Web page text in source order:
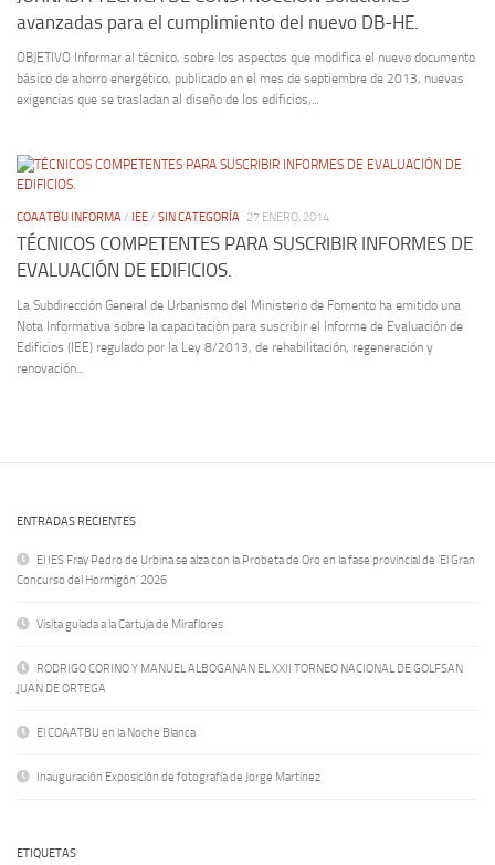
avanzadas para el cumplimiento del nuevo DB-HE.
OBJETIVO Informar al técnico, sobre los aspectos que modifica el nuevo documento
básico de ahorro energético, publicado en el mes de septiembre de 2013, nuevas
exigencias que se trasladan al diseño de los edificios,...
COAATBU INFORMA/ IEE/ SIN CATEGORÍA 27 ENERO, 2014
TÉCNICOS COMPETENTES PARA SUSCRIBIR INFORMES DE
EVALUACIÓN DE EDIFICIOS.
La Subdirección General de Urbanismo del Ministerio de Fomento ha emitido una
Nota Informativa sobre la capacitación para suscribir el Informe de Evaluación de
Edificios (IEE) regulado por la Ley 8/2013, de rehabilitación, regeneración y
renovación...
ENTRADAS RECIENTES
El IES Fray Pedro de Urbina se alza con la Probeta de Oro en la fase provincial de ‘El Gran
Concurso del Hormigón’ 2026
Visita guiada a la Cartuja de Miraflores
RODRIGO CORINO Y MANUEL ALBOGANAN EL XXII TORNEO NACIONAL DE GOLFSAN
JUAN DE ORTEGA
El COAATBU en la Noche Blanca
Inauguración Exposición de fotografía de Jorge Martínez
ETIQUETAS